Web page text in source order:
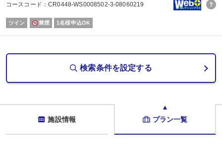
コースコード：CR0448-WS0008502-3-08060219
ツイン 禁煙 1名様申込OK
検索条件を設定する
施設情報 プラン一覧